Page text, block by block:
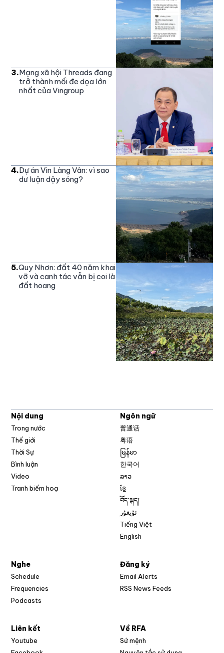
3.Mạng xã hội Threads đang
trở thành mối đe dọa lớn
nhất của Vingroup
4.Dự án Vin Làng Vân: vì sao
dư luận dậy sóng?
5.Quy Nhơn: đất 40 năm khai
vỡ và canh tác vẫn bị coi là
đất hoang
Nội dung
Trong nước
Thế giới
Thời Sự
Bình luận
Video
Tranh biếm hoạ
Ngôn ngữ
普通话
粤语
မြန်မာ
한국어
ລາວ
ខ្មែ
བོད་སྐད།
ئۇيغۇر
Tiếng Việt
English
Nghe
Schedule
Frequencies
Podcasts
Đăng ký
Email Alerts
RSS News Feeds
Liên kết
Youtube
Về RFA
Sứ mệnh